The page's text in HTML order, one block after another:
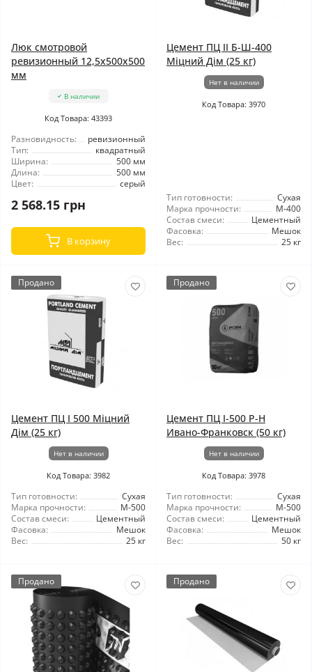
Люк смотровой
ревизионный 12,5x500x500
мм
В наличии
Код Товара: 43393
Разновидность:
ревизионный
Тип:
квадратный
Ширина:
500 мм
Длина:
500 мм
Цвет:
серый
2 568.15 грн
В корзину
Цемент ПЦ II Б-Ш-400
Мiцний Дiм (25 кг)
Нет в наличии
Код Товара: 3970
Тип готовности:
Сухая
Марка прочности:
М-400
Состав смеси:
Цементный
Фасовка:
Мешок
Вес:
25 кг
Продано
Цемент ПЦ I 500 Мiцний
Дiм (25 кг)
Нет в наличии
Код Товара: 3982
Тип готовности:
Сухая
Марка прочности:
М-500
Состав смеси:
Цементный
Фасовка:
Мешок
Вес:
25 кг
Продано
Цемент ПЦ І-500 Р-Н
Ивано-Франковск (50 кг)
Нет в наличии
Код Товара: 3978
Тип готовности:
Сухая
Марка прочности:
М-500
Состав смеси:
Цементный
Фасовка:
Мешок
Вес:
50 кг
Продано Продано